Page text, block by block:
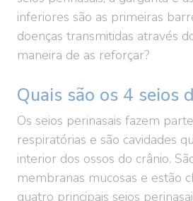
inferiores são as primeiras
doenças transmitidas através
maneira de as reforçar?
Quais são os 4 seios
Os seios perinasais fazem
respiratórias e são cavidades
interior dos ossos do crânio.
membranas mucosas e estão
quatro principais seios